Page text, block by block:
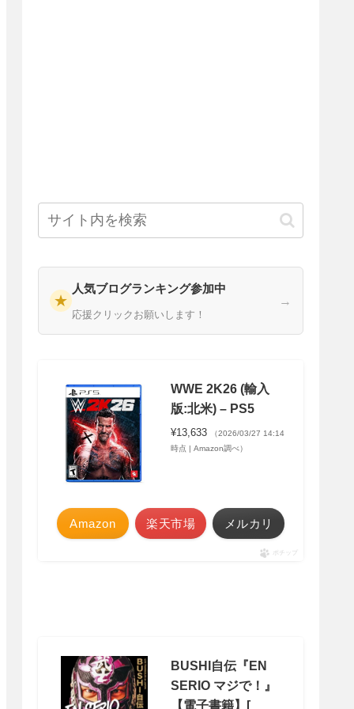
★
人気ブログランキング参加中
応援クリックお願いします！
→
WWE 2K26 (輸入
版:北米) – PS5
¥13,633
（2026/03/27 14:14
時点 | Amazon調べ）
Amazon 楽天市場 メルカリ
ポチップ
BUSHI自伝『EN
SERIO マジで！』
【電子書籍】[